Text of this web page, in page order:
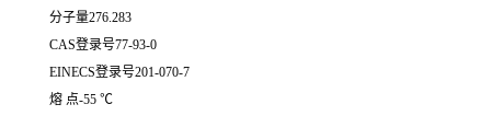
分子量276.283
CAS登录号77-93-0
EINECS登录号201-070-7
熔 点-55 ℃